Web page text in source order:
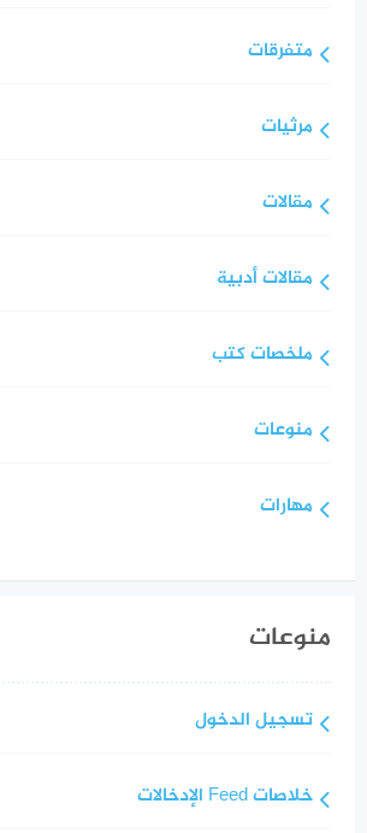
متفرقات
مرثيات
مقالات
مقالات أدبية
ملخصات كتب
منوعات
مهارات
منوعات
تسجيل الدخول
خلاصات Feed الإدخالات